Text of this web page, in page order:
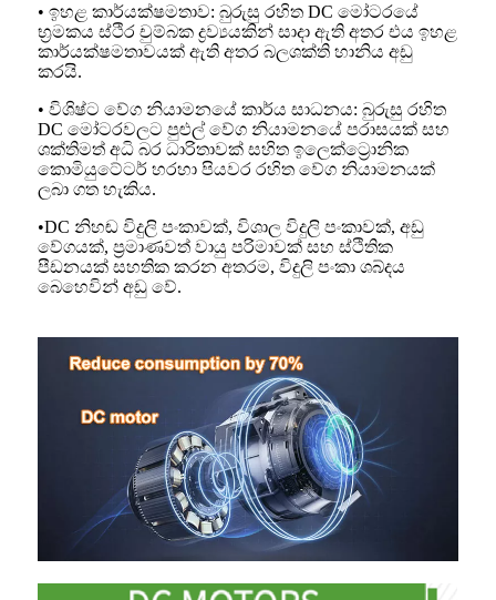
• ඉහළ කාර්යක්ෂමතාව: බුරුසු රහිත DC මෝටරයේ
භ්‍රමකය ස්ථිර චුම්බක ද්‍රව්‍යයකින් සාදා ඇති අතර එය ඉහළ
කාර්යක්ෂමතාවයක් ඇති අතර බලශක්ති හානිය අඩු
කරයි.
• විශිෂ්ට වේග නියාමනයේ කාර්ය සාධනය: බුරුසු රහිත
DC මෝටරවලට පුළුල් වේග නියාමනයේ පරාසයක් සහ
ශක්තිමත් අධි බර ධාරිතාවක් සහිත ඉලෙක්ට්‍රොනික
කොමියුටේටර් හරහා පියවර රහිත වේග නියාමනයක්
ලබා ගත හැකිය.
•DC නිහඬ විදුලි පංකාවක්, විශාල විදුලි පංකාවක්, අඩු
වේගයක්, ප්‍රමාණවත් වායු පරිමාවක් සහ ස්ථිතික
පීඩනයක් සහතික කරන අතරම, විදුලි පංකා ශබ්දය
බෙහෙවින් අඩු වේ.